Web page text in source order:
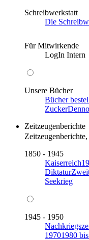
Schreibwerkstatt
Die
Für Mitwirkende
LogIn Intern
Unsere Bücher
Bücher
Zucker
Zeitzeugenberichte
1850 - 1945
Kaiserreich
Diktatur
Seekrieg
1945 - 1950
19701980